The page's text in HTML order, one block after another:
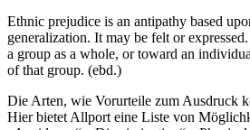
Ethnic prejudice is an antipathy based
generalization. It may be felt or
a group as a whole, or toward an
of that group. (ebd.)
Die Arten, wie Vorurteile zum Ausdruck
Hier bietet Allport eine Liste von